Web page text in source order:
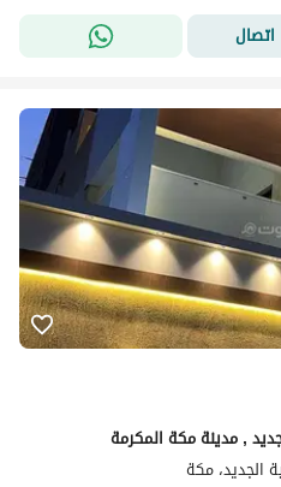
اتصال
, مدينة مكة المكرمة
الجديد، مكة